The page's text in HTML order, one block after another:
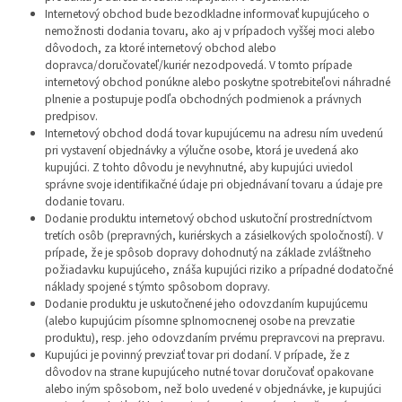
Internetový obchod bude bezodkladne informovať kupujúceho o
nemožnosti dodania tovaru, ako aj v prípadoch vyššej moci alebo
dôvodoch, za ktoré internetový obchod alebo
dopravca/doručovateľ/kuriér nezodpovedá. V tomto prípade
internetový obchod ponúkne alebo poskytne spotrebiteľovi náhradné
plnenie a postupuje podľa obchodných podmienok a právnych
predpisov.
Internetový obchod dodá tovar kupujúcemu na adresu ním uvedenú
pri vystavení objednávky a výlučne osobe, ktorá je uvedená ako
kupujúci. Z tohto dôvodu je nevyhnutné, aby kupujúci uviedol
správne svoje identifikačné údaje pri objednávaní tovaru a údaje pre
dodanie tovaru.
Dodanie produktu internetový obchod uskutoční prostredníctvom
tretích osôb (prepravných, kuriérskych a zásielkových spoločností). V
prípade, že je spôsob dopravy dohodnutý na základe zvláštneho
požiadavku kupujúceho, znáša kupujúci riziko a prípadné dodatočné
náklady spojené s týmto spôsobom dopravy.
Dodanie produktu je uskutočnené jeho odovzdaním kupujúcemu
(alebo kupujúcim písomne splnomocnenej osobe na prevzatie
produktu), resp. jeho odovzdaním prvému prepravcovi na prepravu.
Kupujúci je povinný prevziať tovar pri dodaní. V prípade, že z
dôvodov na strane kupujúceho nutné tovar doručovať opakovane
alebo iným spôsobom, než bolo uvedené v objednávke, je kupujúci